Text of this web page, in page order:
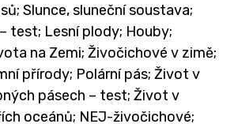
Slunce, sluneční soustava;
test; Lesní plody; Houby;
na Zemi; Živočichové v zimě;
přírody; Polární pás; Život v
pásech – test; Život v
oceánů; NEJ-živočichové;